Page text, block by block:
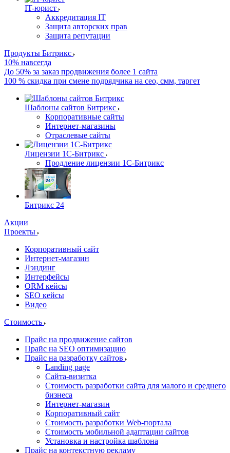
IT-юрист
Аккредитация IT
Защита авторских прав
Защита репутации
Продукты Битрикс
10% навсегда
До 50% за заказ продвижения более 1 сайта
100 % скидка при смене подрядчика на сео, смм, таргет
Шаблоны сайтов Битрикс
Корпоративные сайты
Интернет-магазины
Отраслевые сайты
Лицензии 1С-Битрикс
Продление лицензии 1С-Битрикс
Битрикс 24
Акции
Проекты
Корпоративный сайт
Интернет-магазин
Лэндинг
Интерфейсы
ORM кейсы
SEO кейсы
Видео
Стоимость
Прайс на продвижение сайтов
Прайс на SEO оптимизацию
Прайс на разработку сайтов
Landing page
Cайта-визитка
Стоимость разработки сайта для малого и среднего
бизнеса
Интернет-магазин
Корпоративный сайт
Стоимость разработки Web-портала
Стоимость мобильной адаптации сайтов
Установка и настройка шаблона
Прайс на контекстную рекламу